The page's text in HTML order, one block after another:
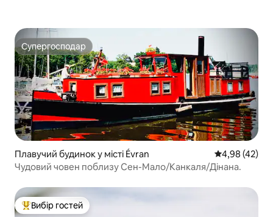
Супергосподар
Супергосподар
Плавучий будинок у місті Évran Середня
4,98 (42)
Чудовий човен поблизу Сен-Мало/Канкаля/Дінана.
Топ вибір гостей
Вибір гостей